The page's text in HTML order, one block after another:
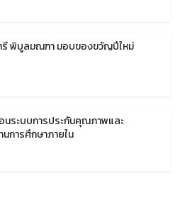
รี พิบูลมณฑา มอบของขวัญปีใหม่
นระบบการประกันคุณภาพและ
นการศึกษาภายใน